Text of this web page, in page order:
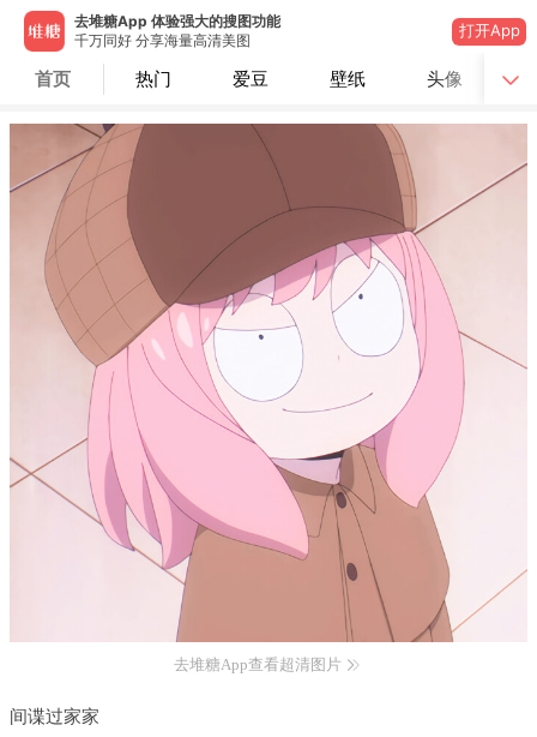
去堆糖App 体验强大的搜图功能
千万同好 分享海量高清美图
打开App
首页 热门 爱豆 壁纸 头像
去堆糖App查看超清图片
间谍过家家